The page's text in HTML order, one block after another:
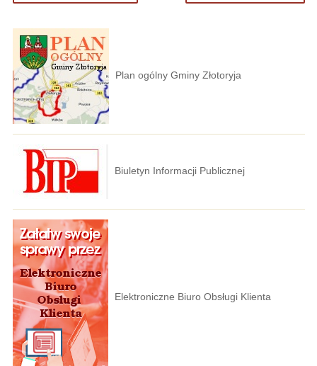
Plan ogólny Gminy Złotoryja
Biuletyn Informacji Publicznej
Elektroniczne Biuro Obsługi Klienta